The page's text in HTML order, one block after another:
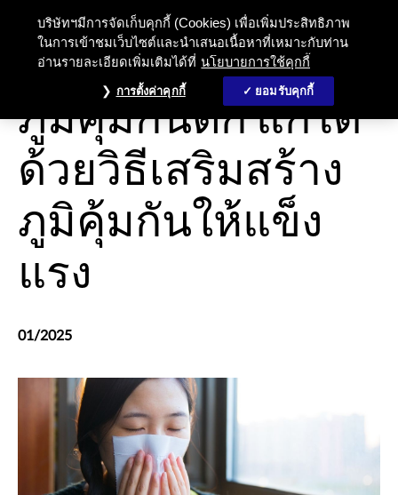
ภูมิคุ้มกันตก แก้ได้ด้วยวิธีเสริมสร้
การดูแลสุขภาพและความเป็นอยู่ที่ดี
ภูมิคุ้มกันตก แก้ได้
ด้วยวิธีเสริมสร้าง
ภูมิคุ้มกันให้แข็ง
แรง
01/2025
บริษัทฯมีการจัดเก็บคุกกี้ (Cookies) เพื่อเพิ่มประสิทธิภาพ
ในการเข้าชมเว็บไซต์และนำเสนอเนื้อหาที่เหมาะกับท่าน
อ่านรายละเอียดเพิ่มเติมได้ที่ นโยบายการใช้คุกกี้
การตั้งค่าคุกกี้ ยอมรับคุกกี้